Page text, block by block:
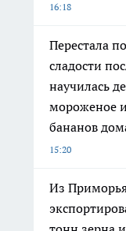
16:18
Перестала
сладости
научилась
мороженое
бананов
15:20
Из